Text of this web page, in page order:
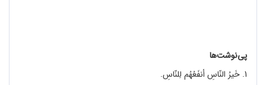
پی‌نوشت‌ها
1. خَیرُ النّاسِ أنفَعُهُم لِلنّاسِ.